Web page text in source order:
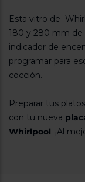
Esta vitro de
180 y 280 mm de
indicador de
programar para
cocción.
Preparar tus
con tu nueva
Whirlpool. ¡Al